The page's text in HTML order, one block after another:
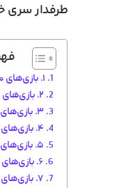
طرفدار سری
۱. بازی‌های ماجراجویی مبتنی بر اساطیر
۲. بازی‌های اکشن و مبارزه بر اساس اسطوره‌ها
۳. بازی‌های استراتژیک مبتنی بر اساطیر
۴. بازی‌های نقش‌آفرینی در دنیای اساطیر
۵. بازی‌های چندنفره مبتنی بر اساطیر
۶. بازی‌های آموزشی مبتنی بر اساطیر
۷. بازی‌های ترکیبی مبتنی بر اساطیر